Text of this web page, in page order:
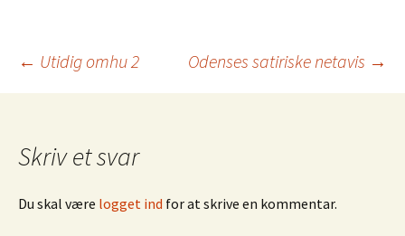
Indlægsnavigation
← Utidig omhu 2 Odenses satiriske netavis →
Skriv et svar
Du skal være logget ind for at skrive en kommentar.